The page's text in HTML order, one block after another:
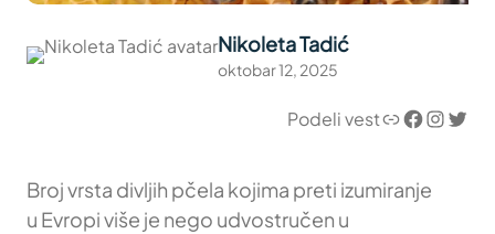
Nikoleta Tadić
oktobar 12, 2025
Podeli vestLink Facebook InstagramTwitter
Broj vrsta divljih pčela kojima preti izumiranje
u Evropi više je nego udvostručen u